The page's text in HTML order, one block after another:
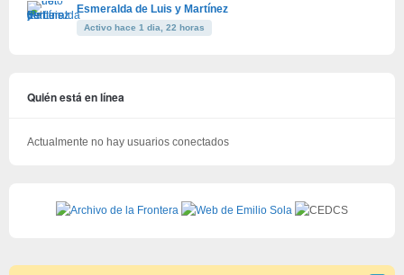
Esmeralda de Luis y Martínez
Activo hace 1 dia, 22 horas
Quién está en línea
Actualmente no hay usuarios conectados